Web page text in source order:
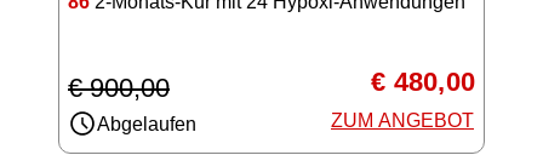
€ 900,00
Abgelaufen
€ 480,00
ZUM ANGEBOT